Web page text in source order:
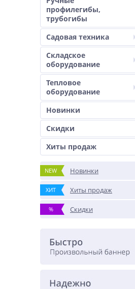
профилегибы,
трубогибы
Садовая техника
Складское
оборудование
Тепловое
оборудование
Новинки
Скидки
Хиты продаж
NEW Новинки
ХИТ Хиты продаж
% Скидки